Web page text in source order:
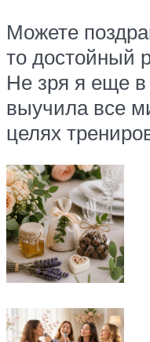
Можете
то достойный
Не зря я еще
выучила все
целях